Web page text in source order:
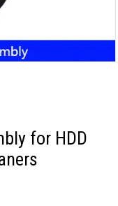
for HDD